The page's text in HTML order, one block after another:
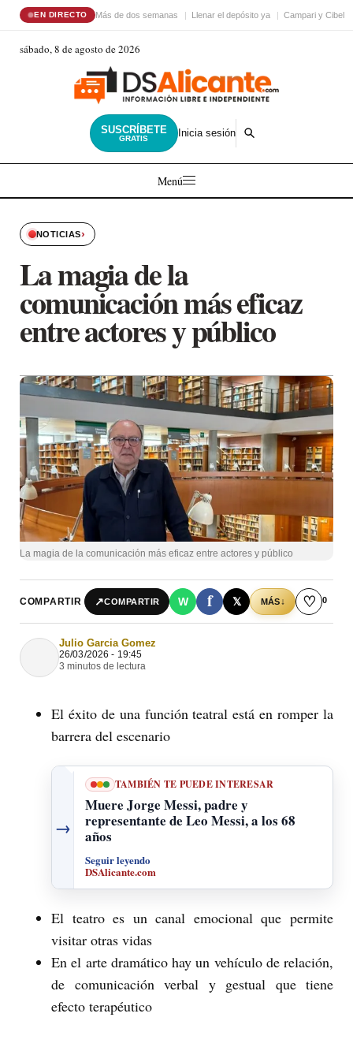
EN DIRECTO Más de dos semanas Llenar el depósito ya Campari y
sábado, 8 de agosto de 2026
SUSCRÍBETE
GRATIS Inicia sesión
Menú
NOTICIAS›
La magia de la
comunicación más eficaz
entre actores y público
La magia de la comunicación más eficaz entre actores y público
COMPARTIR ↗COMPARTIR W f 𝕏 MÁS↓ ♡ 0
Julio Garcia Gomez
26/03/2026 - 19:45
3 minutos de lectura
El éxito de una función teatral está en romper la
barrera del escenario
→
TAMBIÉN TE PUEDE INTERESAR
Muere Jorge Messi, padre y
representante de Leo Messi, a los 68
años
Seguir leyendo
DSAlicante.com
El teatro es un canal emocional que permite
visitar otras vidas
En el arte dramático hay un vehículo de relación,
de comunicación verbal y gestual que tiene
efecto terapéutico